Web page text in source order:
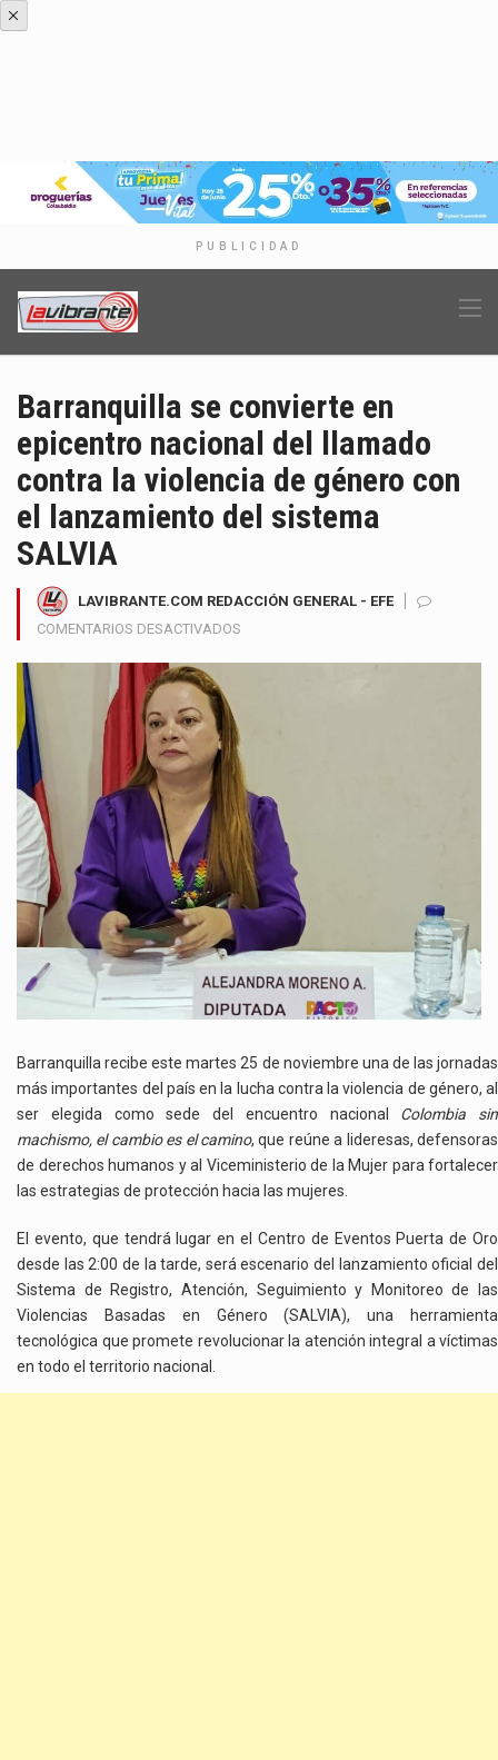
PUBLICIDAD
Barranquilla se convierte en
epicentro nacional del llamado
contra la violencia de género con
el lanzamiento del sistema
SALVIA
LAVIBRANTE.COM REDACCIÓN GENERAL - EFE
COMENTARIOS DESACTIVADOS
NACIONAL
DEL
LLAMADO
CONTRA
LA
VIOLENCIA
DE
GÉNERO
CON
EL
LANZAMIENTO
DEL
SALVIA
Barranquilla recibe este martes 25 de noviembre una de las jornadas
más importantes del país en la lucha contra la violencia de género, al
ser elegida como sede del encuentro nacional Colombia sin
machismo, el cambio es el camino, que reúne a lideresas, defensoras
de derechos humanos y al Viceministerio de la Mujer para fortalecer
las estrategias de protección hacia las mujeres.
El evento, que tendrá lugar en el Centro de Eventos Puerta de Oro
desde las 2:00 de la tarde, será escenario del lanzamiento oficial del
Sistema de Registro, Atención, Seguimiento y Monitoreo de las
Violencias Basadas en Género (SALVIA), una herramienta
tecnológica que promete revolucionar la atención integral a víctimas
en todo el territorio nacional.